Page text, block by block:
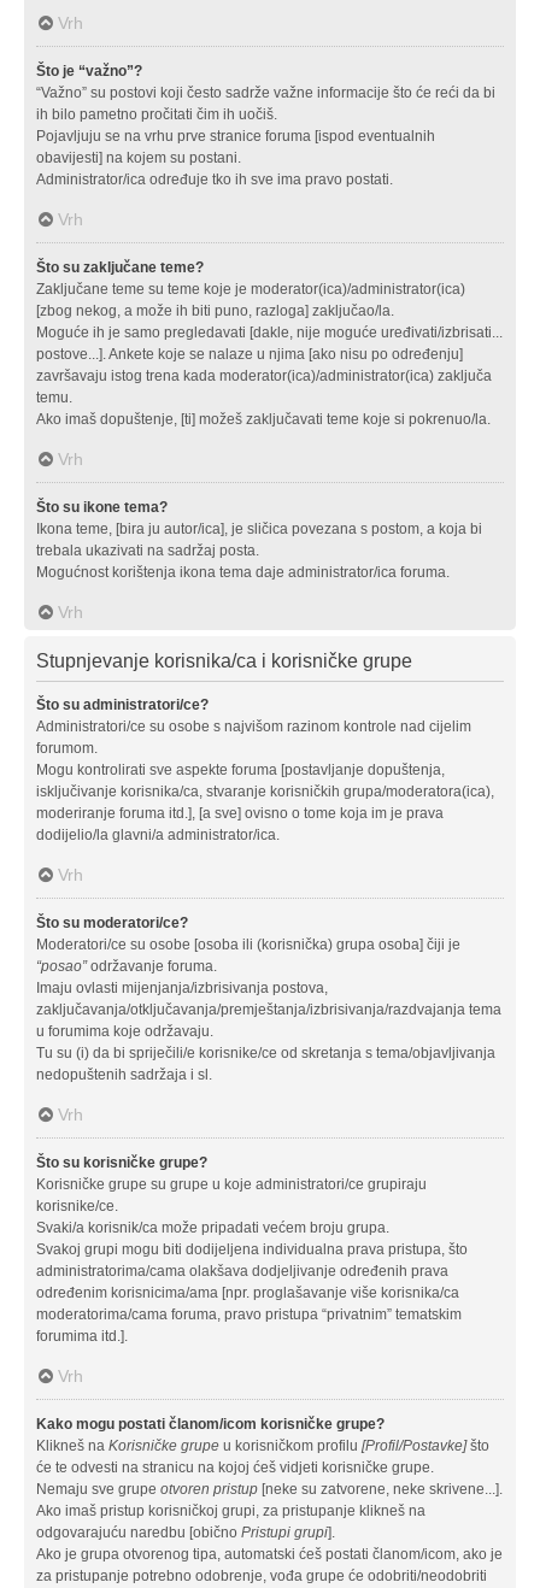
Vrh
Što je “važno”?
“Važno” su postovi koji često sadrže važne informacije što će reći da bi
ih bilo pametno pročitati čim ih uočiš.
Pojavljuju se na vrhu prve stranice foruma [ispod eventualnih
obavijesti] na kojem su postani.
Administrator/ica određuje tko ih sve ima pravo postati.
Vrh
Što su zaključane teme?
Zaključane teme su teme koje je moderator(ica)/administrator(ica)
[zbog nekog, a može ih biti puno, razloga] zaključao/la.
Moguće ih je samo pregledavati [dakle, nije moguće uređivati/izbrisati...
postove...]. Ankete koje se nalaze u njima [ako nisu po određenju]
završavaju istog trena kada moderator(ica)/administrator(ica) zaključa
temu.
Ako imaš dopuštenje, [ti] možeš zaključavati teme koje si pokrenuo/la.
Vrh
Što su ikone tema?
Ikona teme, [bira ju autor/ica], je sličica povezana s postom, a koja bi
trebala ukazivati na sadržaj posta.
Mogućnost korištenja ikona tema daje administrator/ica foruma.
Vrh
Stupnjevanje korisnika/ca i korisničke grupe
Što su administratori/ce?
Administratori/ce su osobe s najvišom razinom kontrole nad cijelim
forumom.
Mogu kontrolirati sve aspekte foruma [postavljanje dopuštenja,
isključivanje korisnika/ca, stvaranje korisničkih grupa/moderatora(ica),
moderiranje foruma itd.], [a sve] ovisno o tome koja im je prava
dodijelio/la glavni/a administrator/ica.
Vrh
Što su moderatori/ce?
Moderatori/ce su osobe [osoba ili (korisnička) grupa osoba] čiji je
“posao”održavanje foruma.
Imaju ovlasti mijenjanja/izbrisivanja postova,
zaključavanja/otključavanja/premještanja/izbrisivanja/razdvajanja tema
u forumima koje održavaju.
Tu su (i) da bi spriječili/e korisnike/ce od skretanja s tema/objavljivanja
nedopuštenih sadržaja i sl.
Vrh
Što su korisničke grupe?
Korisničke grupe su grupe u koje administratori/ce grupiraju
korisnike/ce.
Svaki/a korisnik/ca može pripadati većem broju grupa.
Svakoj grupi mogu biti dodijeljena individualna prava pristupa, što
administratorima/cama olakšava dodjeljivanje određenih prava
određenim korisnicima/ama [npr. proglašavanje više korisnika/ca
moderatorima/cama foruma, pravo pristupa “privatnim” tematskim
forumima itd.].
Vrh
Kako mogu postati članom/icom korisničke grupe?
Klikneš na Korisničke grupe u korisničkom profilu [Profil/Postavke]što
će te odvesti na stranicu na kojoj ćeš vidjeti korisničke grupe.
Nemaju sve grupe otvoren pristup [neke su zatvorene, neke skrivene...].
Ako imaš pristup korisničkoj grupi, za pristupanje klikneš na
odgovarajuću naredbu [obično Pristupi grupi].
Ako je grupa otvorenog tipa, automatski ćeš postati članom/icom, ako je
za pristupanje potrebno odobrenje, vođa grupe će odobriti/neodobriti